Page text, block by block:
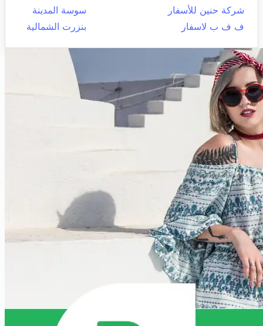
شركة حنين للأسفار
سوسة المدينة
ف ف ب لاسفار
بنزرت الشمالية